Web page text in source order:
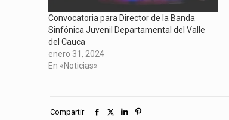
Convocatoria para Director de la Banda
Sinfónica Juvenil Departamental del Valle
del Cauca
enero 31, 2024
En «Noticias»
Compartir